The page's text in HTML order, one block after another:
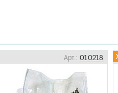
Арт.:010218